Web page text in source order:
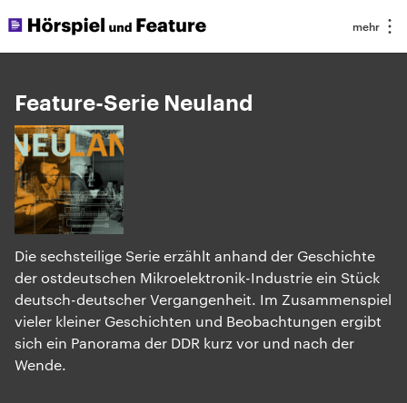
Feature-Serie Neuland
Die sechsteilige Serie erzählt anhand der Geschichte
der ostdeutschen Mikroelektronik-Industrie ein Stück
deutsch-deutscher Vergangenheit. Im Zusammenspiel
vieler kleiner Geschichten und Beobachtungen ergibt
sich ein Panorama der DDR kurz vor und nach der
Wende.